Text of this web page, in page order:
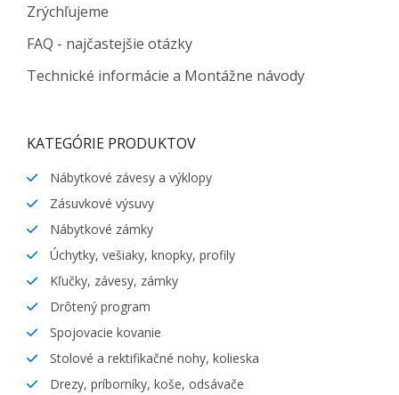
Zrýchľujeme
FAQ - najčastejšie otázky
Technické informácie a Montážne návody
KATEGÓRIE PRODUKTOV
Nábytkové závesy a výklopy
Zásuvkové výsuvy
Nábytkové zámky
Úchytky, vešiaky, knopky, profily
Kľučky, závesy, zámky
Drôtený program
Spojovacie kovanie
Stolové a rektifikačné nohy, kolieska
Drezy, príborníky, koše, odsávače